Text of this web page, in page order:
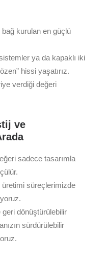
bağ kurulan en güçlü
ya da kapaklı iki
hissi yaşatırız.
verdiği değeri
ve
sadece tasarımla
süreçlerimizde
geri dönüştürülebilir
sürdürülebilir